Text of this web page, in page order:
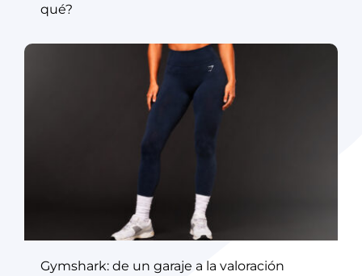
qué?
Gymshark: de un garaje a la valoración